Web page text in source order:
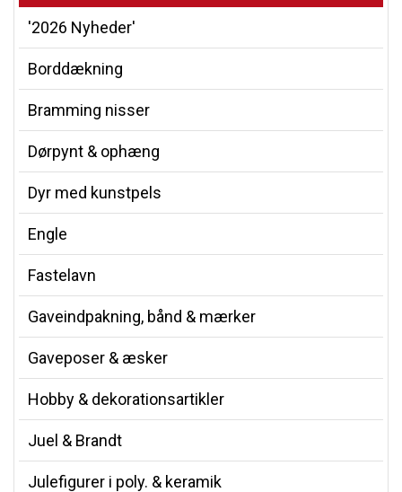
'2026 Nyheder'
Borddækning
Bramming nisser
Dørpynt & ophæng
Dyr med kunstpels
Engle
Fastelavn
Gaveindpakning, bånd & mærker
Gaveposer & æsker
Hobby & dekorationsartikler
Juel & Brandt
Julefigurer i poly. & keramik